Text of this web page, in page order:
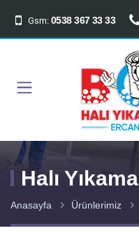
Gsm: 0538 367 33 33
Halı Yıkama
Anasayfa Ürünlerimiz